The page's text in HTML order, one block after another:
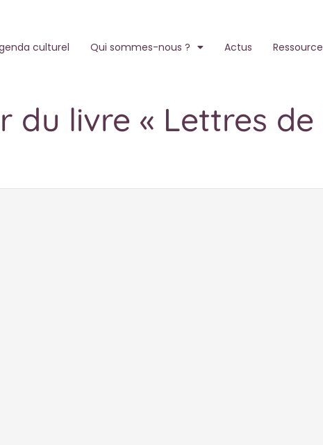
culturel Qui sommes-nous ? Actus
livre « Lettres de